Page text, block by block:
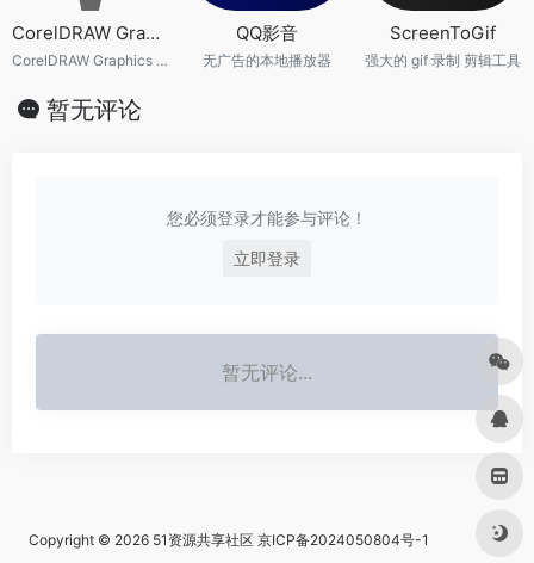
CorelDRAW Graphics Suite 2024 v25.0.0.17
CorelDRAW Graphics Suite 2024 v25.0.0.17
QQ影音
无广告的本地播放器
ScreenToGif
强大的 gif 录制 剪辑工具
暂无评论
您必须登录才能参与评论！
立即登录
暂无评论...
Copyright © 2026 51资源共享社区 京ICP备2024050804号-1